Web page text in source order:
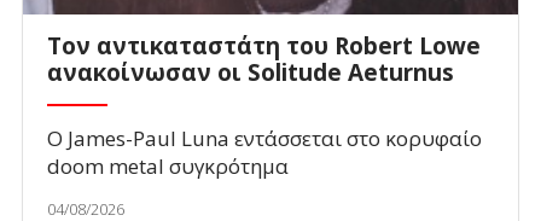
Τον αντικαταστάτη του Robert Lowe
ανακοίνωσαν οι Solitude Aeturnus
Ο James-Paul Luna εντάσσεται στο κορυφαίο
doom metal συγκρότημα
04/08/2026